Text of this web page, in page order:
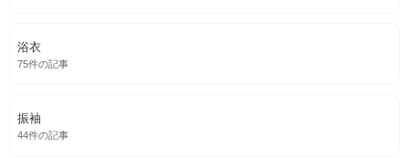
浴衣
75件の記事
振袖
44件の記事